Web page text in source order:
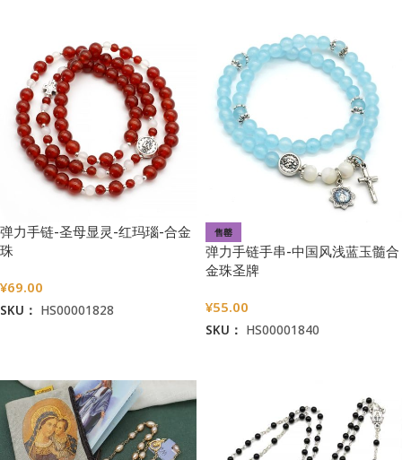
弹力手链-圣母显灵-红玛瑙-合金
珠
¥69.00
SKU： HS00001828
售罄
弹力手链手串-中国风浅蓝玉髓合
金珠圣牌
¥55.00
SKU： HS00001840